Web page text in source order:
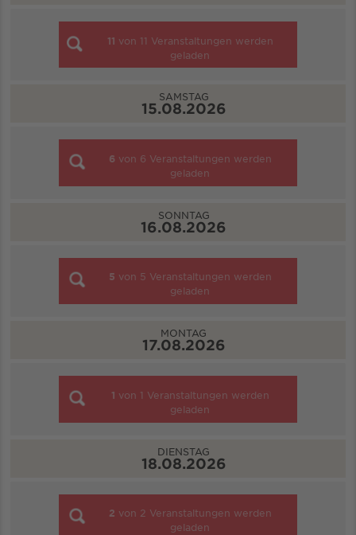
11 von 11 Veranstaltungen werden
geladen
SAMSTAG
15.08.2026
6 von 6 Veranstaltungen werden
geladen
SONNTAG
16.08.2026
5 von 5 Veranstaltungen werden
geladen
MONTAG
17.08.2026
1 von 1 Veranstaltungen werden
geladen
DIENSTAG
18.08.2026
2 von 2 Veranstaltungen werden
geladen